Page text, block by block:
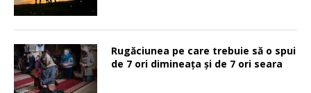
Rugăciunea pe care trebuie să o spui
de 7 ori dimineața și de 7 ori seara